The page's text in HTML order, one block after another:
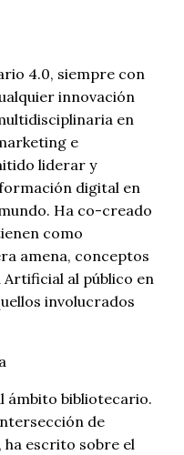
4.0, siempre con
innovación
en
e
liderar y
digital en
Ha co-creado
como
amena, conceptos
al público en
involucrados
ámbito bibliotecario.
de
escrito sobre el